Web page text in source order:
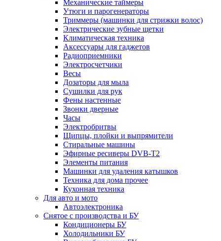
Механические таймеры
Утюги и парогенераторы
Триммеры (машинки для стрижки волос)
Электрические зубные щетки
Климатическая техника
Аксессуары для гаджетов
Радиоприемники
Электросчетчики
Весы
Дозаторы для мыла
Сушилки для рук
Фены настенные
Звонки дверные
Часы
Электробритвы
Щипцы, плойки и выпрямители
Стиральные машины
Эфирные ресиверы DVB-T2
Элементы питания
Машинки для удаления катышков
Техника для дома прочее
Кухонная техника
Для авто и мото
Автоэлектроника
Снятое с производства и БУ
Кондиционеры БУ
Холодильники БУ